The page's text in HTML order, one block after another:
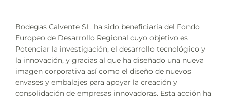
Bodegas Calvente SL. ha sido beneficiaria del Fondo
Europeo de Desarrollo Regional cuyo objetivo es
Potenciar la investigación, el desarrollo tecnológico y
la innovación, y gracias al que ha diseñado una nueva
imagen corporativa así como el diseño de nuevos
envases y embalajes para apoyar la creación y
consolidación de empresas innovadoras. Esta acción ha